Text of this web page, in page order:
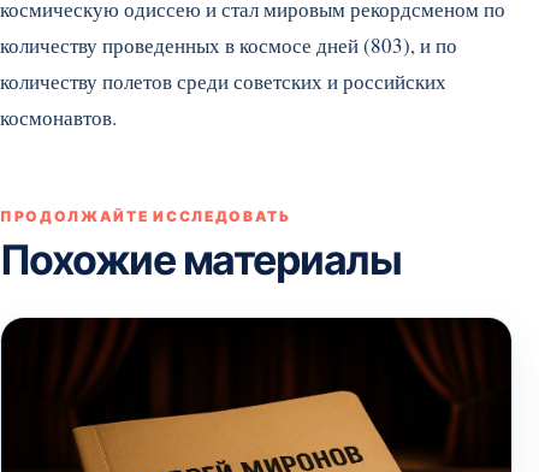
космическую одиссею и стал мировым рекордсменом по
количеству проведенных в космосе дней (803), и по
количеству полетов среди советских и российских
космонавтов.
ПРОДОЛЖАЙТЕ ИССЛЕДОВАТЬ
Похожие материалы